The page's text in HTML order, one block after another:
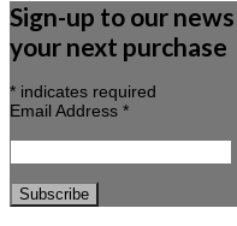
Sign-up to our
your next purchase
* indicates required
Email Address *